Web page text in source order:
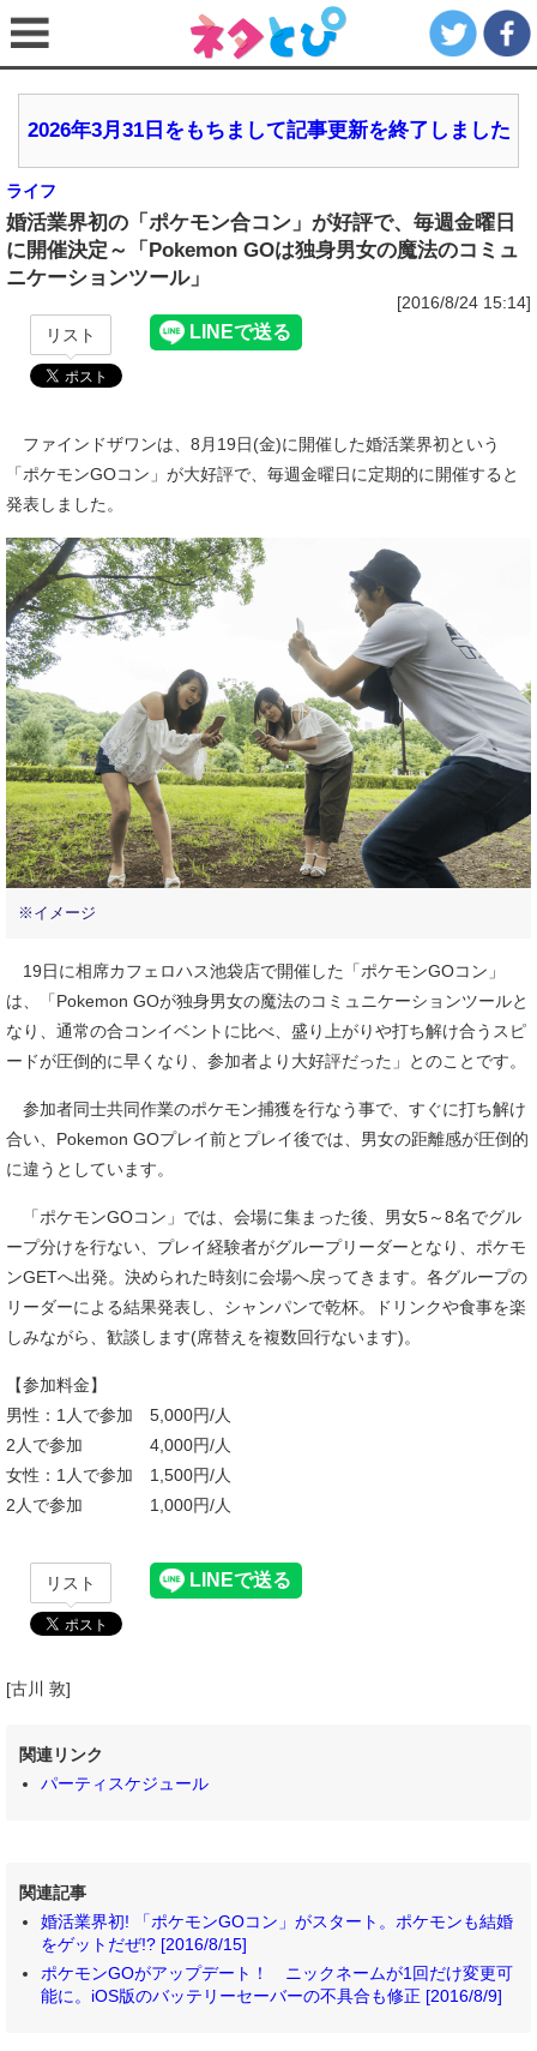
2026年3月31日をもちまして記事更新を終了しました
ライフ
婚活業界初の「ポケモン合コン」が好評で、毎週金曜日
に開催決定～「Pokemon GOは独身男女の魔法のコミュ
ニケーションツール」
[2016/8/24 15:14]
リスト
ファインドザワンは、8月19日(金)に開催した婚活業界初という
「ポケモンGOコン」が大好評で、毎週金曜日に定期的に開催すると
発表しました。
※イメージ
19日に相席カフェロハス池袋店で開催した「ポケモンGOコン」
は、「Pokemon GOが独身男女の魔法のコミュニケーションツールと
なり、通常の合コンイベントに比べ、盛り上がりや打ち解け合うスピ
ードが圧倒的に早くなり、参加者より大好評だった」とのことです。
参加者同士共同作業のポケモン捕獲を行なう事で、すぐに打ち解け
合い、Pokemon GOプレイ前とプレイ後では、男女の距離感が圧倒的
に違うとしています。
「ポケモンGOコン」では、会場に集まった後、男女5～8名でグル
ープ分けを行ない、プレイ経験者がグループリーダーとなり、ポケモ
ンGETへ出発。決められた時刻に会場へ戻ってきます。各グループの
リーダーによる結果発表し、シャンパンで乾杯。ドリンクや食事を楽
しみながら、歓談します(席替えを複数回行ないます)。
【参加料金】
男性：1人で参加 5,000円/人
2人で参加 4,000円/人
女性：1人で参加 1,500円/人
2人で参加 1,000円/人
リスト
[古川 敦]
関連リンク
パーティスケジュール
関連記事
婚活業界初! 「ポケモンGOコン」がスタート。ポケモンも結婚
をゲットだぜ!? [2016/8/15]
ポケモンGOがアップデート！ ニックネームが1回だけ変更可
能に。iOS版のバッテリーセーバーの不具合も修正 [2016/8/9]